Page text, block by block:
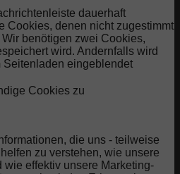
dauerhaft
Cookies, denen nicht zugestimmt
benötigen zwei Cookies,
wird. Andernfalls wird
eingeblendet
Cookies zu
die uns - teilweise
zu verstehen, wie unsere
effektiv unsere Marketing-